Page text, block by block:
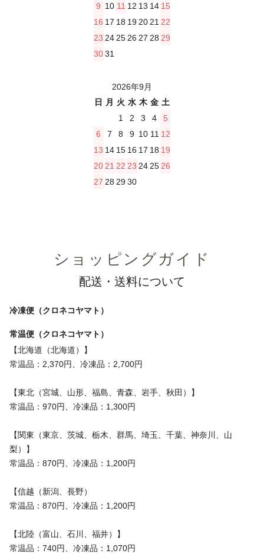
9 10 11 12 13 14 15
16 17 18 19 20 21 22
23 24 25 26 27 28 29
3031
2026年9月
日
月 火 水 木 金 土
1
2 3 4
5
6
7 8 9 10 11 12
13 14 15 16 17 18 19
20 21 22 23 24 25 26
27 28 2930
ショッピングガイド
配送・送料について
冷凍便（クロネコヤマト）
常温便（クロネコヤマト）
【北海道（北海道）】
常温品：2,370円、冷凍品：2,700円
【東北（宮城、山形、福島、青森、岩手、秋田）】
常温品：970円、冷凍品：1,300円
【関東（東京、茨城、栃木、群馬、埼玉、千葉、神奈川、山
梨）】
常温品：870円、冷凍品：1,200円
【信越（新潟、長野）
常温品：870円、冷凍品：1,200円
【北陸（富山、石川、福井）】
常温品：740円、冷凍品：1,070円